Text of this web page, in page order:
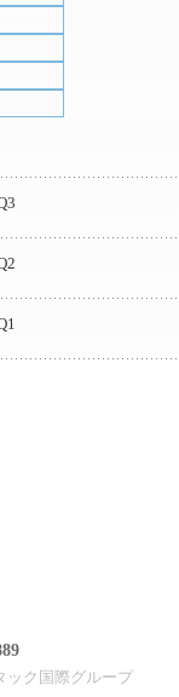
ック国際グループ